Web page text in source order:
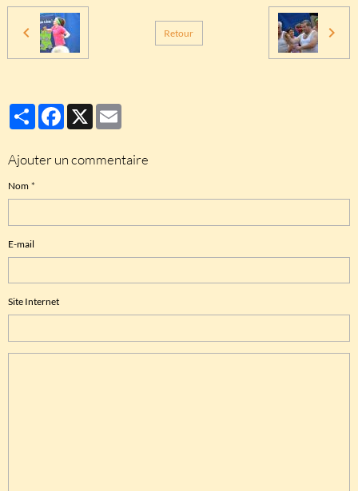
Retour
PartagerFacebook
X
Ajouter un commentaire
Nom
E-mail
Site Internet